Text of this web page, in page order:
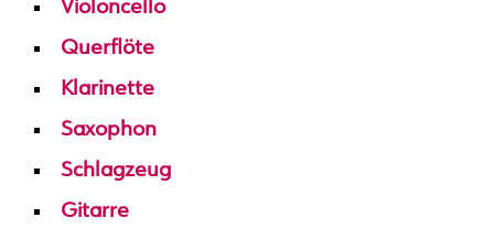
Violoncello
Querflöte
Klarinette
Saxophon
Schlagzeug
Gitarre